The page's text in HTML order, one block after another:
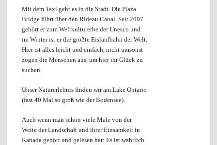
Mit dem Taxi geht es in die Stadt. Die Plaza
Bridge führt über den Rideau Canal. Seit 2007
gehört er zum Weltkulturerbe der Unesco und
im Winter ist er die größte Eislaufbahn der Welt.
Hier ist alles leicht und einfach, nicht umsonst
zogen die Menschen aus, um hier ihr Glück zu
suchen.
Unser Naturerlebnis finden wir am Lake Ontario
(fast 40 Mal so groß wie der Bodensee).
Auch wenn man schon viele Male von der
Weite der Landschaft und ihrer Einsamkeit in
Kanada gehört und gelesen hat: Es ist wahrlich